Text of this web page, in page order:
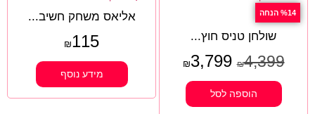
%14 הנחה
שולחן טניס חוץ...
₪4,399
₪3,799
הוספה לסל
אליאס משחק חשיב...
₪115
מידע נוסף